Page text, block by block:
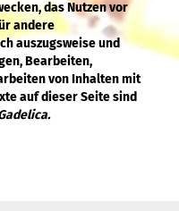
das Nutzen vor
andere
auszugsweise und
Bearbeiten,
von Inhalten mit
auf dieser Seite sind